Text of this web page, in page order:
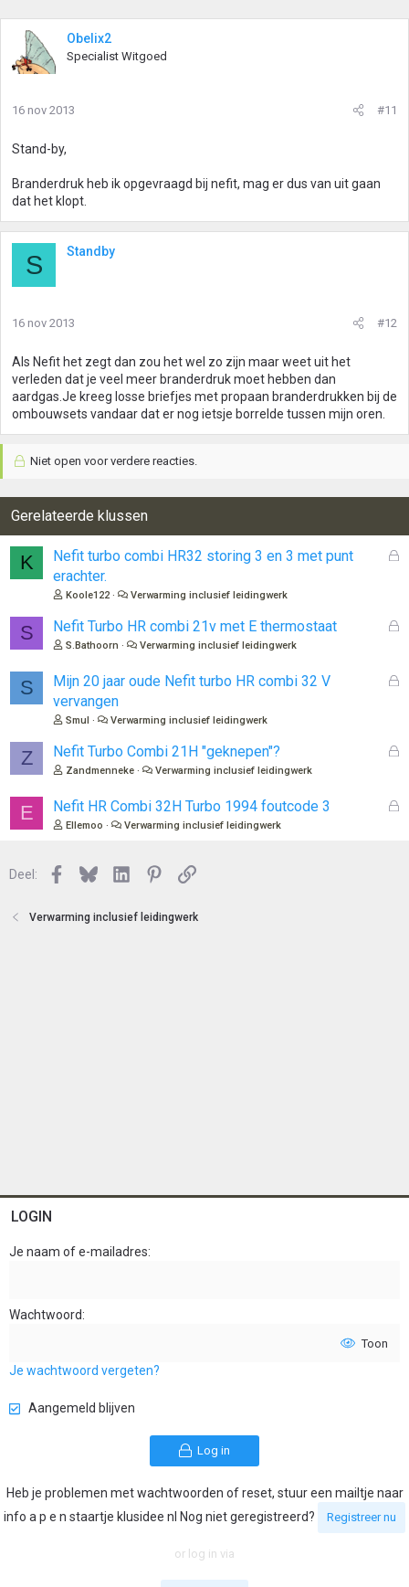
Obelix2
Specialist Witgoed
16 nov 2013 #11
Stand-by,
Branderdruk heb ik opgevraagd bij nefit, mag er dus van uit gaan
dat het klopt.
S Standby
16 nov 2013 #12
Als Nefit het zegt dan zou het wel zo zijn maar weet uit het
verleden dat je veel meer branderdruk moet hebben dan
aardgas.Je kreeg losse briefjes met propaan branderdrukken bij de
ombouwsets vandaar dat er nog ietsje borrelde tussen mijn oren.
Niet open voor verdere reacties.
Gerelateerde klussen
K
G
o
Nefit turbo combi HR32 storing 3 en 3 met punt
erachter.
Koole122 Verwarming inclusief leidingwerk
S
G
Nefit Turbo HR combi 21v met E thermostaat
S.Bathoorn Verwarming inclusief leidingwerk
S
G
o
Mijn 20 jaar oude Nefit turbo HR combi 32 V
vervangen
Smul Verwarming inclusief leidingwerk
Z
G
Nefit Turbo Combi 21H "geknepen"?
Zandmenneke Verwarming inclusief leidingwerk
E
G
Nefit HR Combi 32H Turbo 1994 foutcode 3
Ellemoo Verwarming inclusief leidingwerk
Deel: Facebook
BlueskyLinkedInPinterest
Link
Verwarming inclusief leidingwerk
LOGIN
Je naam of e-mailadres
Wachtwoord
Toon
Je wachtwoord vergeten?
Aangemeld blijven
Log in
Heb je problemen met wachtwoorden of reset, stuur een mailtje naar
info a p e n staartje klusidee nl Nog niet geregistreerd?
Registreer nu
or log in via